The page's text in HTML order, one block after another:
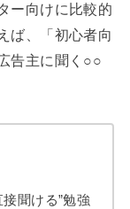
ー向けに比較的
ば、「初心者向
告主に聞く○○
聞ける”勉強